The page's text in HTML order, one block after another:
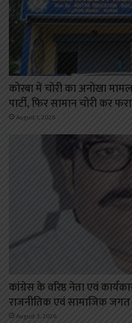
कोरबा में चोरी का अनोखा
पार्टी, फिर सामान चोरी कर
August 1, 2026
कांग्रेस के वरिष्ठ नेता एवं
राजनीतिक एवं सामाजिक
August 3, 2026